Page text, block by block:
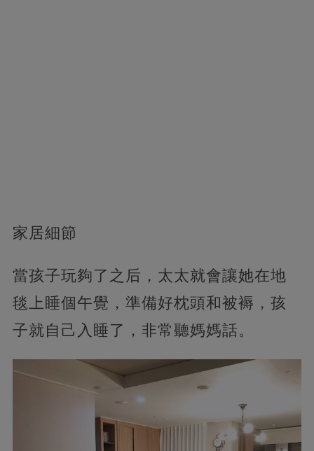
家居細節
當孩子玩夠了之后，太太就會讓她在地
毯上睡個午覺，準備好枕頭和被褥，孩
子就自己入睡了，非常聽媽媽話。